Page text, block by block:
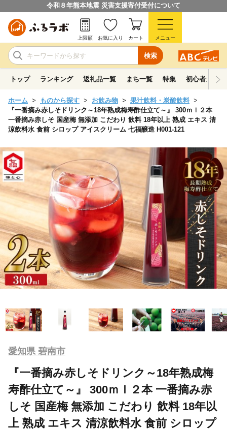
令和８年熊本地震 災害支援寄付受付について
検索
上限額 お気に入り カート メニュー
トップ ランキング 返礼品一覧 まち一覧 特集 初心者ガイド
ホーム ものから探す お飲み物
果汁飲料・炭酸飲料
『一番摘み赤しそドリンク～18年熟成梅寿酢仕立て～』 300ｍｌ２本
一番摘み赤しそ 国産梅 無添加 こだわり 飲料 18年以上 熟成 エキス 清
涼飲料水 食前 シロップ アイスクリーム 七福醸造 H001-121
愛知県 碧南市
『一番摘み赤しそドリンク～18年熟成梅
寿酢仕立て～』 300ｍｌ２本 一番摘み赤
しそ 国産梅 無添加 こだわり 飲料 18年以
上 熟成 エキス 清涼飲料水 食前 シロップ